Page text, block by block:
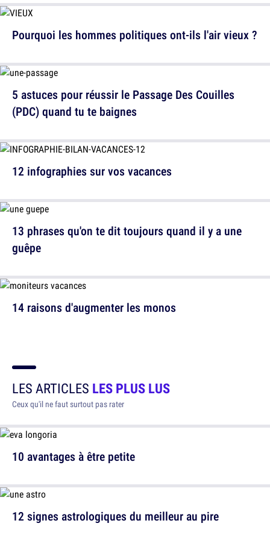
5 astuces pour réussir le Passage Des Couilles
(PDC) quand tu te baignes
13 phrases qu'on te dit toujours quand il y a une
guêpe
Pourquoi les hommes politiques ont-ils l'air vieux ?
12 infographies sur vos vacances
14 raisons d'augmenter les monos
LES ARTICLES LES PLUS LUS
Ceux qu'il ne faut surtout pas rater
10 avantages à être petite
12 signes astrologiques du meilleur au pire